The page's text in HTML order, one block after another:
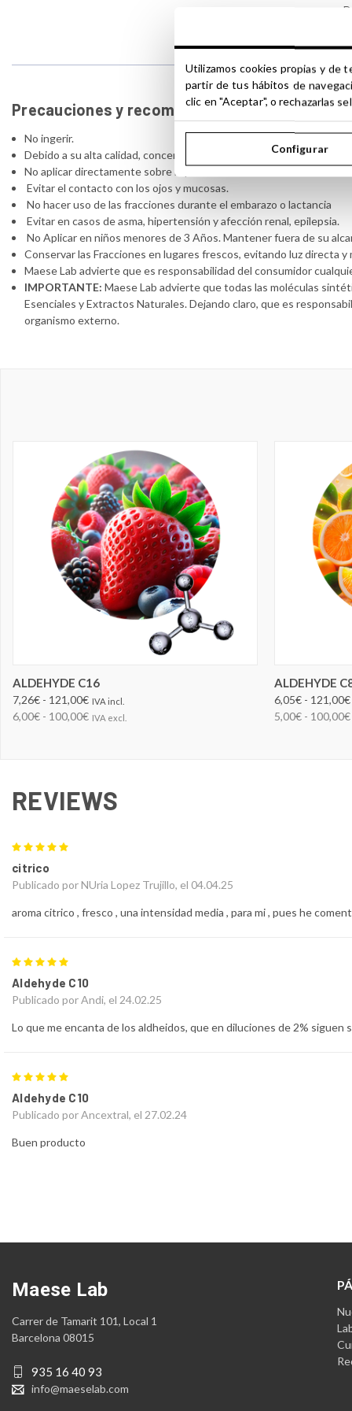
Precauciones y recomendaciones de uso de
No ingerir.
Debido a su alta calidad, concentración y complejidad de uso,
No aplicar directamente sobre la piel.
Evitar el contacto con los ojos y mucosas.
No hacer uso de las fracciones durante el embarazo o lactancia
Evitar en casos de asma, hipertensión y afección renal, epilepsia.
No Aplicar en niños menores de 3 Años. Mantener fuera de su
Conservar las Fracciones en lugares frescos, evitando luz directa
Maese Lab advierte que es responsabilidad del consumidor
IMPORTANTE: Maese Lab advierte que todas las moléculas
Esenciales y Extractos Naturales. Dejando claro, que es
organismo externo.
ELEGIR OPCIONES
ALDEHYDE C16
7,26€ - 121,00€ IVA incl.
6,00€ - 100,00€ IVA excl.
ALDEHYDE
6,05€ - 121,00€
5,00€ - 100,00€
REVIEWS
citrico
Publicado por NUria Lopez Trujillo, el 04.04.25
aroma citrico , fresco , una intensidad media , para mi , pues he
Aldehyde C10
Publicado por Andi, el 24.02.25
Lo que me encanta de los aldheidos, que en diluciones de 2%
Aldehyde C10
Publicado por Ancextral, el 27.02.24
Buen producto
Maese Lab
Carrer de Tamarit 101, Local 1
Barcelona 08015
935 16 40 93
info@maeselab.com
Utilizamos cookies propias y de
partir de tus hábitos de
clic en "Aceptar", o rechazarlas
Configurar